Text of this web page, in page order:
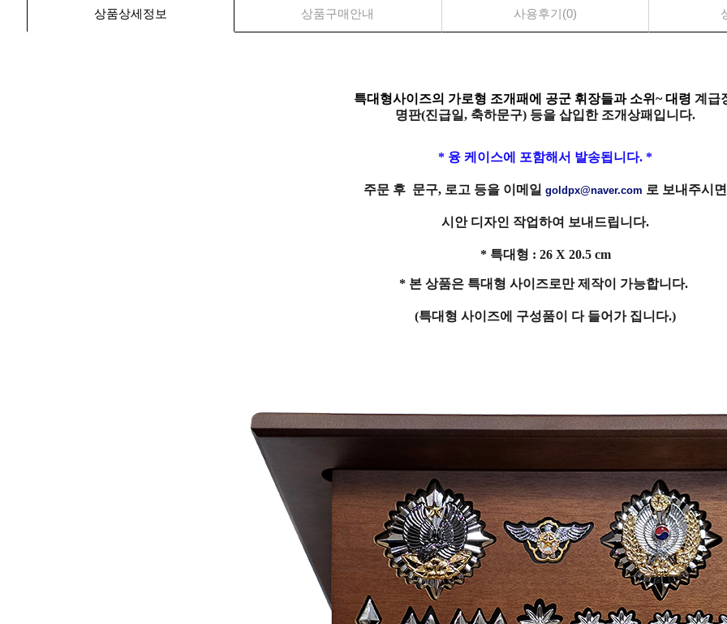
상품상세정보 상품구매안내 사용후기(0)
특대형사이즈의 가로형 조개패에 공군 휘장들과 소위~ 대령 계급
명판(진급일, 축하문구) 등을 삽입한 조개상패입니다.
* 융 케이스에 포함해서 발송됩니다. *
주문 후 문구, 로고 등을 이메일 goldpx@naver.com 로 보내주시면
시안 디자인 작업하여 보내드립니다.
* 특대형 : 26 X 20.5 cm
* 본 상품은 특대형 사이즈로만 제작이 가능합니다.
(특대형 사이즈에 구성품이 다 들어가 집니다.)